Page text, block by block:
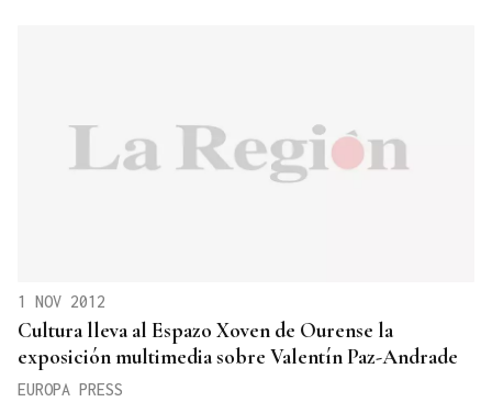
1 NOV 2012
Cultura lleva al Espazo Xoven de Ourense la
exposición multimedia sobre Valentín Paz-Andrade
EUROPA PRESS